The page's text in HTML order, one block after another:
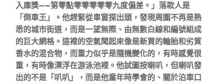
入庫獎——第零點零零零零零九度偏差。」落款人是
「倒車王」。他趕緊從車窗探出頭，發現周圍不再是熟
悉的城市街道，而是一望無際、由無數白線和編號組成
的巨大網格。這裡的空氣聞起來像是新買的輪胎和劣質
香水的混合物，而重力似乎是隨機變化的，有時感覺很
重，有時像漂浮在游泳池裡。他試圖按喇叭，但喇叭發
出的不是「叭叭」，而是他童年時學會的、關於泊車口